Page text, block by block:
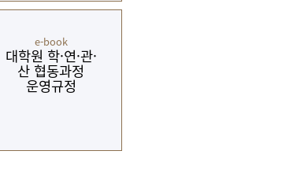
e-book
대학원 학·연·관·
산 협동과정
운영규정